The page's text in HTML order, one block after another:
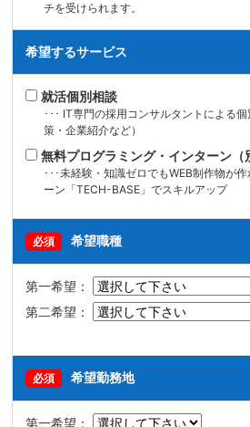
チを受けられます。
希望するサービス
就活個別相談
･･･ IT専門の採用コンサルタントによる
策・企業紹介など）
無料プログラミング・インターン（
･･･未経験・知識ゼロでもWEB制作物が
ーン「TECH-BASE」でスキルアップ
必須 希望職種
第一希望：
第二希望：
必須 希望勤務地
第一希望：